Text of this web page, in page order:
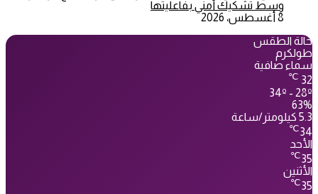
وسط تشكيك أمني بفاعليتها
8 أغسطس، 2026
حالة الطقس
طولكرم
سماء صافية
32
℃
34º - 28º
63%
5.3 كيلومتر/ساعة
34
℃
الأحد
35
℃
الأثنين
35
℃